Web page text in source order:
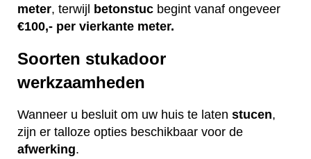
meter, terwijl betonstuc begint vanaf ongeveer
€100,- per vierkante meter.
Soorten stukadoor
werkzaamheden
Wanneer u besluit om uw huis te laten stucen,
zijn er talloze opties beschikbaar voor de
afwerking.